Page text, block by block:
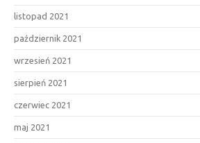
listopad 2021
październik 2021
wrzesień 2021
sierpień 2021
czerwiec 2021
maj 2021